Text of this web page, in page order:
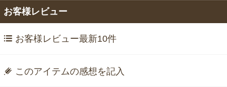
お客様レビュー
お客様レビュー最新10件
このアイテムの感想を記入